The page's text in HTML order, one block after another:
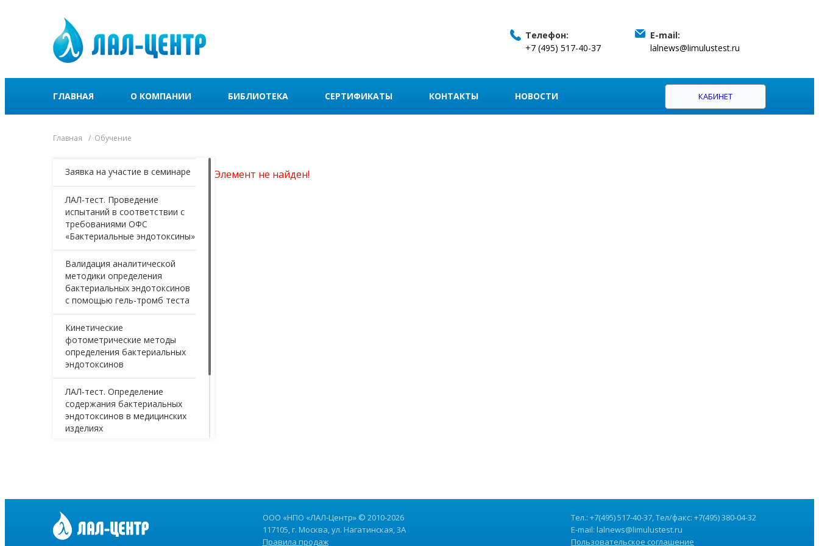
Телефон:
+7 (495) 517-40-37
E-mail:
lalnews@limulustest.ru
ГЛАВНАЯ О КОМПАНИИ БИБЛИОТЕКА СЕРТИФИКАТЫ КОНТАКТЫ НОВОСТИ КАБИНЕТ
Главная Обучение
Заявка на участие в семинаре
ЛАЛ-тест. Проведение
испытаний в соответствии с
требованиями ОФС
«Бактериальные эндотоксины»
Валидация аналитической
методики определения
бактериальных эндотоксинов
с помощью гель-тромб теста
Кинетические
фотометрические методы
определения бактериальных
эндотоксинов
ЛАЛ-тест. Определение
содержания бактериальных
эндотоксинов в медицинских
изделиях
Элемент не найден!
ООО «НПО «ЛАЛ-Центр» © 2010-2026
117105, г. Москва, ул. Нагатинская, 3А
Правила продаж
Тел.: +7(495) 517-40-37, Тел/факс: +7(495) 380-04-32
E-mail: lalnews@limulustest.ru
Пользовательское соглашение